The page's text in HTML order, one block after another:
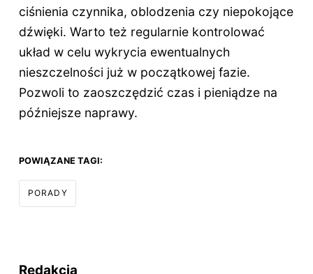
ciśnienia czynnika, oblodzenia czy niepokojące
dźwięki. Warto też regularnie kontrolować
układ w celu wykrycia ewentualnych
nieszczelności już w początkowej fazie.
Pozwoli to zaoszczędzić czas i pieniądze na
późniejsze naprawy.
POWIĄZANE TAGI:
PORADY
Redakcja